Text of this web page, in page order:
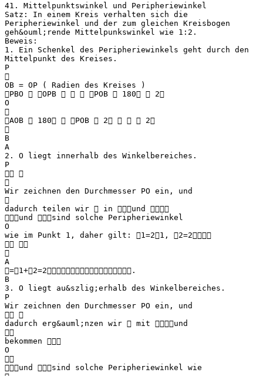
41. Mittelpunktswinkel und Peripheriewinkel
Satz: In einem Kreis verhalten sich die
Peripheriewinkel und der zum gleichen Kreisbogen
geh&ouml;rende Mittelpunkswinkel wie 1:2.
Beweis:
1. Ein Schenkel des Peripheriewinkels geht durch den
Mittelpunkt des Kreises.
P

OB = OP ( Radien des Kreises )
PBO  OPB    POB  180  2
O

AOB  180  POB  2    2

B
A
2. O liegt innerhalb des Winkelbereiches.
P
 

Wir zeichnen den Durchmesser PO ein, und

dadurch teilen wir  in und 
und sind solche Peripheriewinkel
O
wie im Punkt 1, daher gilt: 1=21, 2=2
 

A
=1+2=2.
B
3. O liegt au&szlig;erhalb des Winkelbereiches.
P
Wir zeichnen den Durchmesser PO ein, und
 
dadurch erg&auml;nzen wir  mit und

bekommen 
O

und sind solche Peripheriewinkel wie